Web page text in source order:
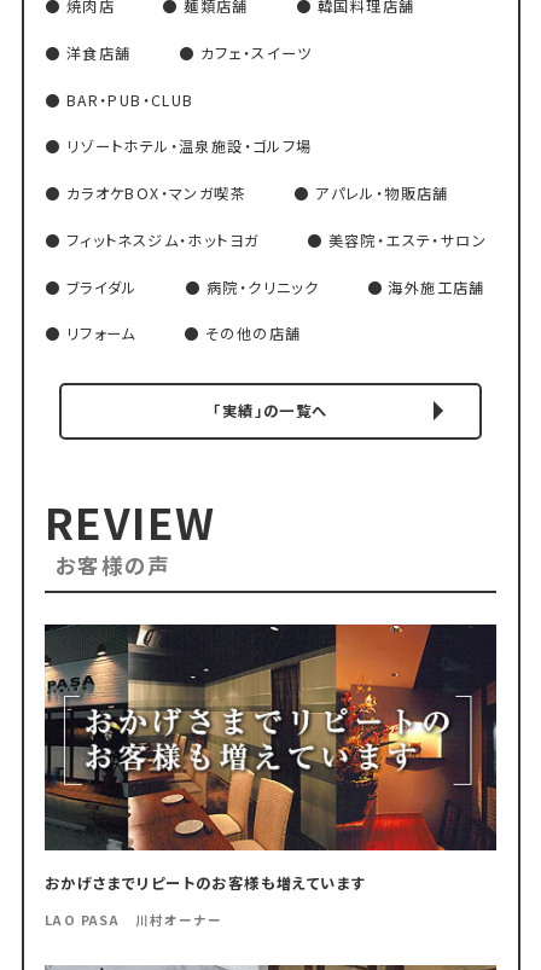
焼肉店 麺類店舗 韓国料理店舗
洋食店舗 カフェ・スイーツ
BAR・PUB・CLUB
リゾートホテル・温泉施設・ゴルフ場
カラオケBOX・マンガ喫茶 アパレル・物販店舗
フィットネスジム・ホットヨガ 美容院・エステ・サロン
ブライダル 病院・クリニック 海外施工店舗
リフォーム その他の店舗
「実績」の一覧へ
REVIEW
お客様の声
おかげさまでリピートのお客様も増えています
LAO PASA 川村オーナー